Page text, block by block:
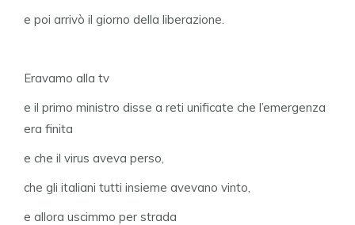
e poi arrivò il giorno della liberazione.
Eravamo alla tv
e il primo ministro disse a reti unificate che l’emergenza
era finita
e che il virus aveva perso,
che gli italiani tutti insieme avevano vinto,
e allora uscimmo per strada